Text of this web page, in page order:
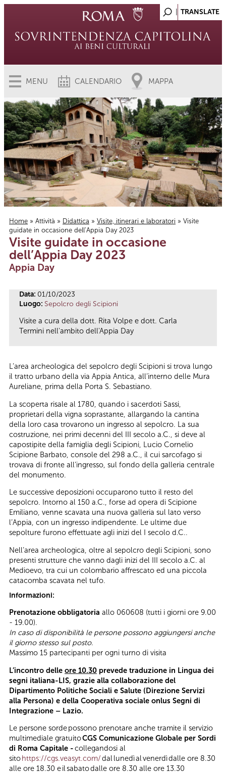
MENU CALENDARIO MAPPA
Tu sei qui
Home » Attività » Didattica » Visite, itinerari e laboratori » Visite
guidate in occasione dell’Appia Day 2023
Visite guidate in occasione
dell’Appia Day 2023
Appia Day
Data: 01/10/2023
Luogo: Sepolcro degli Scipioni
Visite a cura della dott. Rita Volpe e dott. Carla
Termini nell'ambito dell'Appia Day
L’area archeologica del sepolcro degli Scipioni si trova lungo
il tratto urbano della via Appia Antica, all’interno delle Mura
Aureliane, prima della Porta S. Sebastiano.
La scoperta risale al 1780, quando i sacerdoti Sassi,
proprietari della vigna soprastante, allargando la cantina
della loro casa trovarono un ingresso al sepolcro. La sua
costruzione, nei primi decenni del III secolo a.C., si deve al
capostipite della famiglia degli Scipioni, Lucio Cornelio
Scipione Barbato, console del 298 a.C., il cui sarcofago si
trovava di fronte all’ingresso, sul fondo della galleria centrale
del monumento.
Le successive deposizioni occuparono tutto il resto del
sepolcro. Intorno al 150 a.C., forse ad opera di Scipione
Emiliano, venne scavata una nuova galleria sul lato verso
l’Appia, con un ingresso indipendente. Le ultime due
sepolture furono effettuate agli inizi del I secolo d.C..
Nell’area archeologica, oltre al sepolcro degli Scipioni, sono
presenti strutture che vanno dagli inizi del III secolo a.C. al
Medioevo, tra cui un colombario affrescato ed una piccola
catacomba scavata nel tufo.
Informazioni:
Prenotazione obbligatoria allo 060608 (tutti i giorni ore 9.00
- 19.00).
In caso di disponibilità le persone possono aggiungersi anche
il giorno stesso sul posto.
Massimo 15 partecipanti per ogni turno di visita
L’incontro delle ore 10.30 prevede traduzione in Lingua dei
segni italiana-LIS, grazie alla collaborazione del
Dipartimento Politiche Sociali e Salute (Direzione Servizi
alla Persona) e della Cooperativa sociale onlus Segni di
Integrazione – Lazio.
Le persone sorde possono prenotare anche tramite il servizio
multimediale gratuitoCGS Comunicazione Globale per Sordi
di Roma Capitale -collegandosi al
sito https://cgs.veasyt.com/dal lunedì al venerdì dalle ore 8.30
alle ore 18.30 e il sabato dalle ore 8.30 alle ore 13.30